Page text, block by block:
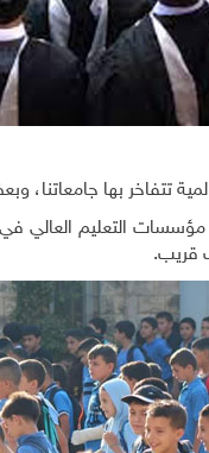
تتفاخر بها جامعاتنا،
مؤسسات التعليم
قريب.